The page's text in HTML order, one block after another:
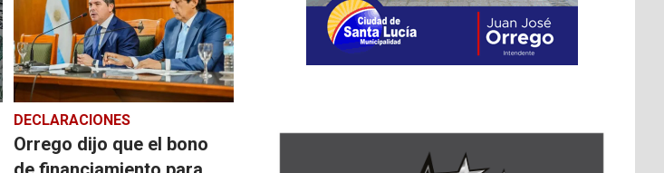
DECLARACIONES
Orrego dijo que el bono